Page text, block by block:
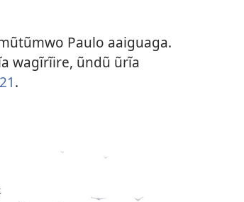
Paulo aaiguaga.
wagĩrĩire, ũndũ ũrĩa
.